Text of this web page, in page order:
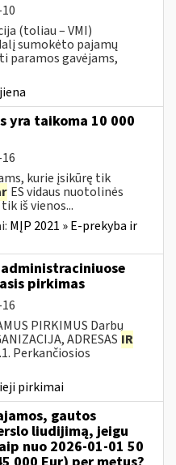
(toliau – VMI)
sumokėto pajamų
paramos gavėjams,
yra taikoma 10 000
kurie įsikūrę tik
ES vidaus nuotolinės
iš vienos...
MĮP 2021 » E-prekyba ir
pirkimas
PIRKIMUS Darbų
ADRESAS IR
Perkančiosios
pirkimai
gautos
liudijimą, jeigu
nuo 2026-01-01 50